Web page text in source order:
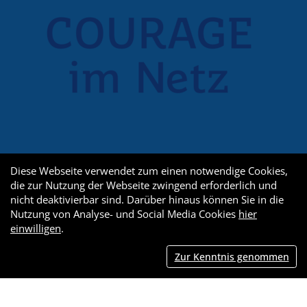
Diese Webseite verwendet zum einen notwendige Cookies,
die zur Nutzung der Webseite zwingend erforderlich und
nicht deaktivierbar sind. Darüber hinaus können Sie in die
Nutzung von Analyse- und Social Media Cookies hier
einwilligen.
Zur Kenntnis genommen